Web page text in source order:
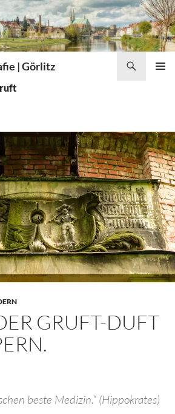
| Görlitz
GRUFT-DUFT
beste Medizin.“ (Hippokrates)